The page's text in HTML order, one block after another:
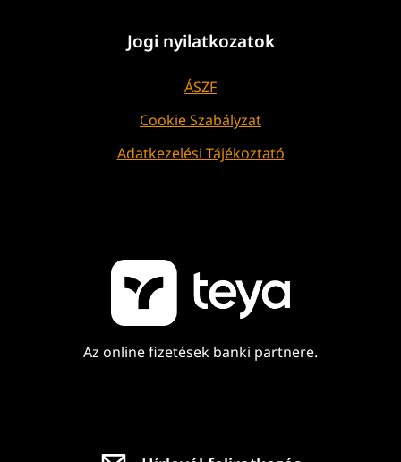
Jogi nyilatkozatok
ÁSZF
Cookie Szabályzat
Adatkezelési Tájékoztató
Az online fizetések banki partnere.